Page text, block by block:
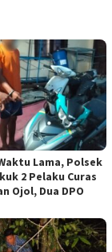
Lama, Polsek
2 Pelaku Curas
Ojol, Dua DPO